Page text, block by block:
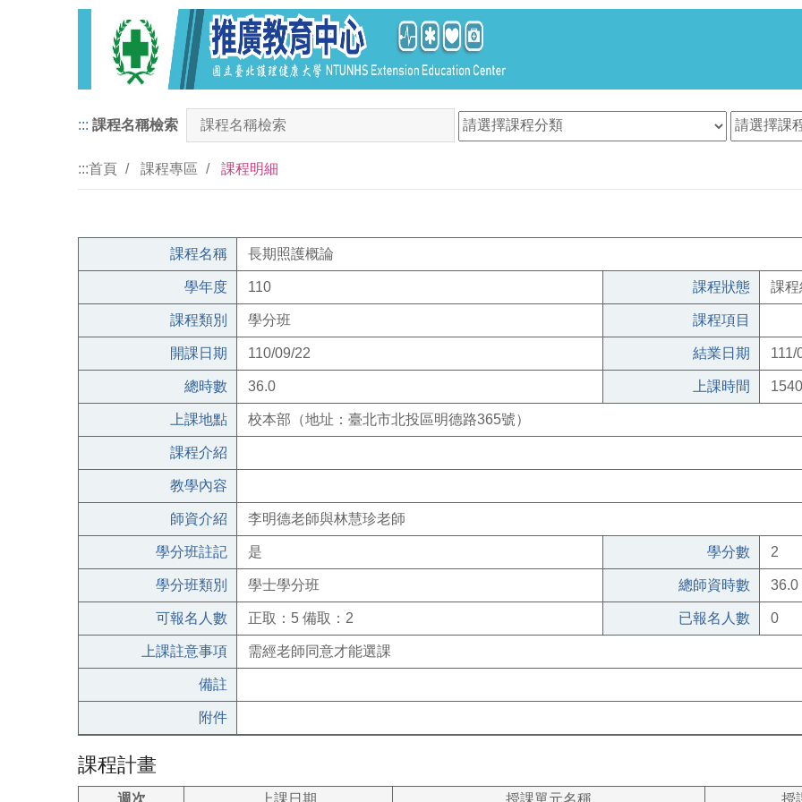
::: 課程名稱檢索
:::首頁 課程專區 課程明細
課程名稱 長期照護概論
學年度 110 課程狀態 課程
課程類別 學分班 課程項目
開課日期 110/09/22 結業日期 111/
總時數 36.0 上課時間
上課地點 校本部（地址：臺北市北投區明德路365號）
課程介紹
教學內容
師資介紹 李明德老師與林慧珍老師
學分班註記 是 學分數 2
學分班類別 學士學分班 總師資時數 36.0
可報名人數 正取：5 備取：2 已報名人數 0
上課註意事項 需經老師同意才能選課
備註
附件
課程計畫